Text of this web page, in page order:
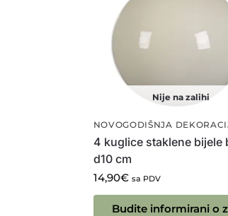
Nije na zalihi
NOVOGODIŠNJA
4 kuglice staklene bijele
d10 cm
14,90€ sa PDV
Budite informirani o